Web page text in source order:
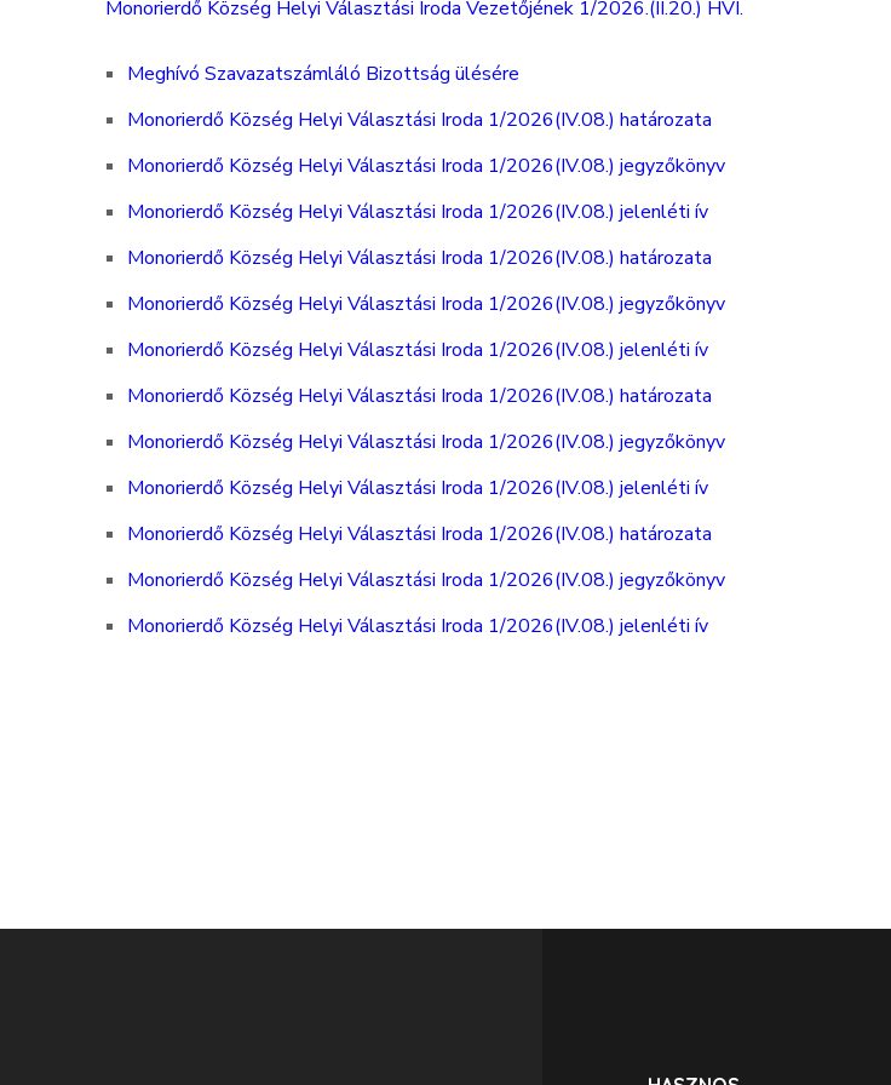
Monorierdő Község Helyi Választási Iroda Vezetőjének 1/2026.(II.20.) HVI.
Meghívó Szavazatszámláló Bizottság ülésére
Monorierdő Község Helyi Választási Iroda 1/2026(IV.08.) határozata
Monorierdő Község Helyi Választási Iroda 1/2026(IV.08.) jegyzőkönyv
Monorierdő Község Helyi Választási Iroda 1/2026(IV.08.) jelenléti ív
Monorierdő Község Helyi Választási Iroda 1/2026(IV.08.) határozata
Monorierdő Község Helyi Választási Iroda 1/2026(IV.08.) jegyzőkönyv
Monorierdő Község Helyi Választási Iroda 1/2026(IV.08.) jelenléti ív
Monorierdő Község Helyi Választási Iroda 1/2026(IV.08.) határozata
Monorierdő Község Helyi Választási Iroda 1/2026(IV.08.) jegyzőkönyv
Monorierdő Község Helyi Választási Iroda 1/2026(IV.08.) jelenléti ív
Monorierdő Község Helyi Választási Iroda 1/2026(IV.08.) határozata
Monorierdő Község Helyi Választási Iroda 1/2026(IV.08.) jegyzőkönyv
Monorierdő Község Helyi Választási Iroda 1/2026(IV.08.) jelenléti ív